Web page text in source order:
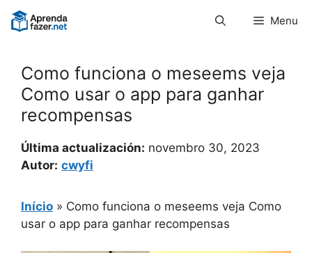
Pular
para
Menu
Como funciona o meseems veja
Como usar o app para ganhar
recompensas
Última actualización: novembro 30, 2023
Autor: cwyfi
Início » Como funciona o meseems veja Como
usar o app para ganhar recompensas